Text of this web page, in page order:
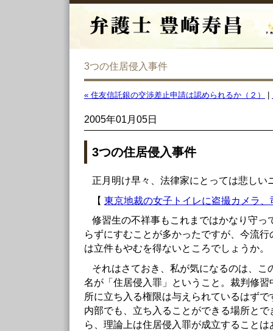
3つの住居侵入事件
« 住友信託銀の交渉差止申請は認められるか（２）
2005年01月05日
3つの住居侵入事件
正月明け早々、法律家にとっては悲しい
【 東京地裁の女子トイレに盗撮カメラ
修習生の不祥事もこれまではかなり守っ
らずにすむことが多かったですが、今流
は立件もやむを得ないところでしょうか。
それはさておき、私が気になるのは、こ
名が「住居侵入罪」ということ。裁判修
所に立ち入る権限は与えられているはず
内部でも、立ち入ることができる場所と
ら、理論上は住居侵入罪が成立すること